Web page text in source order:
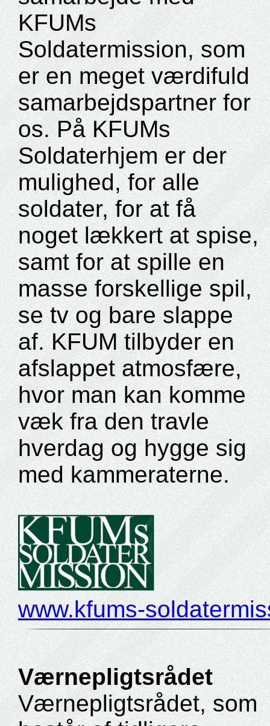
KFUMs
Soldatermission, som
er en meget værdifuld
samarbejdspartner for
os. På KFUMs
Soldaterhjem er der
mulighed, for alle
soldater, for at få
noget lækkert at spise,
samt for at spille en
masse forskellige spil,
se tv og bare slappe
af. KFUM tilbyder en
afslappet atmosfære,
hvor man kan komme
væk fra den travle
hverdag og hygge sig
med kammeraterne.
www.kfums-
Værnepligtsrådet
Værnepligtsrådet, som